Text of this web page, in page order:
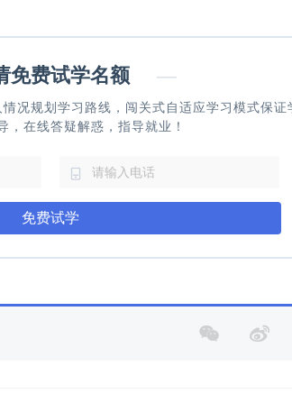
费试学名额 —
况规划学习路线，闯关式自适应学习模式保证
，在线答疑解惑，指导就业！
免费试学